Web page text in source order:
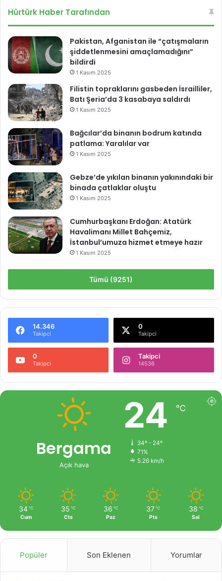
Hürtürk Haber Tarafından
Pakistan, Afganistan ile “çatışmaların
şiddetlenmesini amaçlamadığını”
bildirdi
1 Kasım 2025
Filistin topraklarını gasbeden İsrailliler,
Batı Şeria’da 3 kasabaya saldırdı
1 Kasım 2025
Bağcılar’da binanın bodrum katında
patlama: Yaralılar var
1 Kasım 2025
Gebze’de yıkılan binanın yakınındaki bir
binada çatlaklar oluştu
1 Kasım 2025
Cumhurbaşkanı Erdoğan: Atatürk
Havalimanı Millet Bahçemiz,
İstanbul’umuza hizmet etmeye hazır
1 Kasım 2025
Tümü (9251)
14.346
Takipci
0
Takipci
0
Takipci
Takipci
14536
Bergama
Açık hava
24 ℃
34º - 24º
71%
5.26 km/h
34 ℃
Cum
35 ℃
Cts
36 ℃
Paz
37 ℃
Pts
38 ℃
Sal
Popüler Son Eklenen Yorumlar